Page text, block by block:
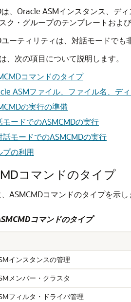
、Oracle ASMインスタンス、デ
ク・グループのテンプレートおよ
ーティリティは、対話モードでも
、次の項目について説明します。
コマンドのタイプ
ASMファイル、ファイル名、デ
の実行の準備
モードでのASMCMDの実行
話モードでのASMCMDの実行
プの利用
コマンドのタイプ
ASMCMDコマンドのタイプを示し
コマンドのタイプ
インスタンスの管理
メンバー・クラスタ
フィルタ・ドライバ管理